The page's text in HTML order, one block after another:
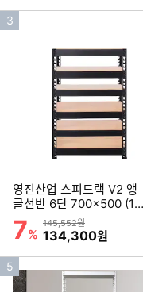
인
3
영진산업 스피드랙 V2 앵
글선반 6단 700x500 (18
0cm(높이))
할인률
7%
상품금액
145,552원
할인금액
134,300원
인
기
5